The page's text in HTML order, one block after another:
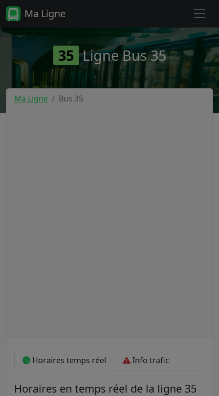
Ma Ligne
35 Ligne Bus 35
Ma Ligne Bus 35
Horaires temps réel Info trafic
Horaires en temps réel de la ligne 35